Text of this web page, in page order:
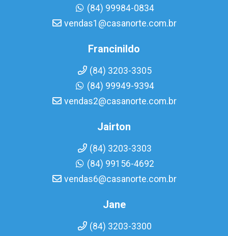
(84) 99984-0834
vendas1@casanorte.com.br
Francinildo
(84) 3203-3305
(84) 99949-9394
vendas2@casanorte.com.br
Jairton
(84) 3203-3303
(84) 99156-4692
vendas6@casanorte.com.br
Jane
(84) 3203-3300